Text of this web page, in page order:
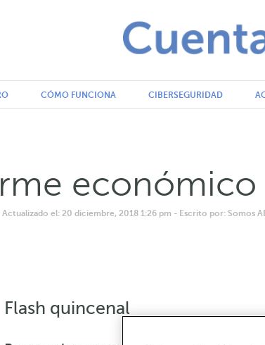
CÓMO FUNCIONA CIBERSEGURIDAD
económico
Actualizado el: 20 diciembre, 2018 1:26 pm - Escrito por: Somos
Flash quincenal